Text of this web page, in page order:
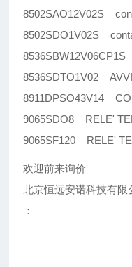
8502SAO12V02S
8502SDO1V02S
8536SDTO1V02
8911DPSO43V14
9065SDO8 RELE'
9065SF120 RELE'
欢迎前来询价
北京恒远安诺科技有限
：